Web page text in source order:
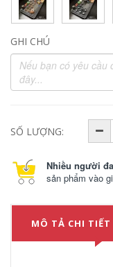
GHI CHÚ
SỐ LƯỢNG:
Nhiều người
sản phẩm vào
MÔ TẢ CHI TIẾT